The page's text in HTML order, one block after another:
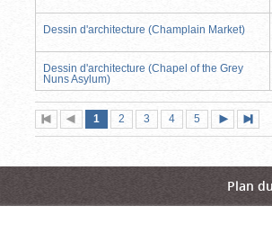
Dessin d'architecture (Champlain Market)
Dessin d'architecture (Chapel of the Grey
Nuns Asylum)
Première
page
Page
précédente
Page
1 (page
actuelle)
Page
2 Page
3 Page
4 Page
5
suivante
page
Plan